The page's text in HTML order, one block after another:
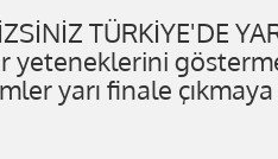
TÜRKİYE'DE
yeteneklerini
yarı finale